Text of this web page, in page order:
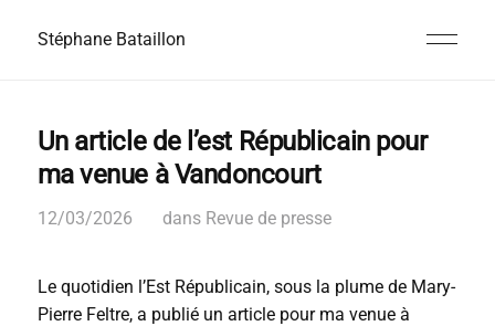
Stéphane Bataillon
Un article de l’est Républicain pour
ma venue à Vandoncourt
12/03/2026 dans Revue de presse
Le quotidien l’Est Républicain, sous la plume de Mary-
Pierre Feltre, a publié un article pour ma venue à